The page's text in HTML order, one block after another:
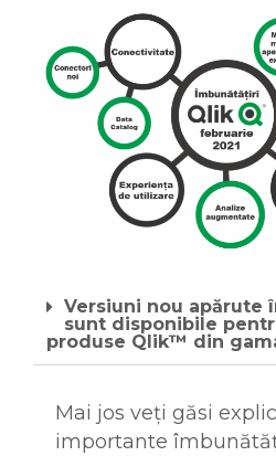
Versiuni nou apărute
sunt disponibile
produse Qlik™ din
Mai jos veți găsi
importante